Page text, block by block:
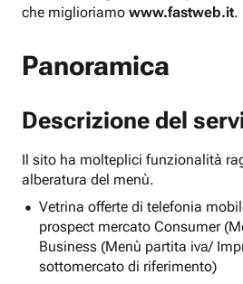
che miglioriamo www.fastweb.it.
Panoramica
Descrizione del
Il sito ha molteplici funzionalità
alberatura del menù.
Vetrina offerte di telefonia
prospect mercato Consumer
Business (Menù partita iva/
sottomercato di riferimento)